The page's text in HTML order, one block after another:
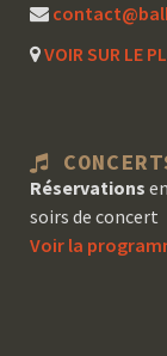
VOIR SUR LE
Réservations
soirs de concert
Voir la